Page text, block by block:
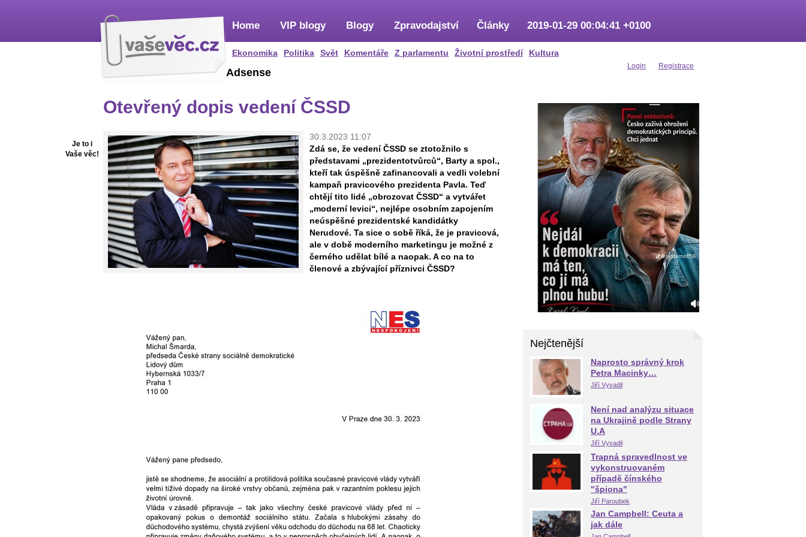
Home
Ekonomika Politika Svět Komentáře Z parlamentu Životní prostředí Kultura
VIP blogy Blogy Zpravodajství Články 2019-01-29 00:04:41 +0100
Login Registrace
Je to i
Vaše věc!
Adsense
Otevřený dopis vedení ČSSD
30.3.2023 11:07
Zdá se, že vedení ČSSD se ztotožnilo s
představami „prezidentotvůrců“, Barty a spol.,
kteří tak úspěšně zafinancovali a vedli volební
kampaň pravicového prezidenta Pavla. Teď
chtějí tito lidé „obrozovat ČSSD“ a vytvářet
„moderní levici“, nejlépe osobním zapojením
neúspěšné prezidentské kandidátky
Nerudové. Ta sice o sobě říká, že je pravicová,
ale v době moderního marketingu je možné z
černého udělat bílé a naopak. A co na to
členové a zbývající příznivci ČSSD?
Nejčtenější
Naprosto správný krok
Petra Macinky…
Jiří Vyvadil
Není nad analýzu situace
na Ukrajině podle Strany
U.A
Jiří Vyvadil
Trapná spravedlnost ve
vykonstruovaném
případě čínského
"špiona"
Jiří Paroubek
Jan Campbell: Ceuta a
jak dále